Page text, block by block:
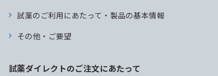
試薬のご利用にあたって・製品の基本情報
その他・ご要望
試薬ダイレクトのご注文にあたって